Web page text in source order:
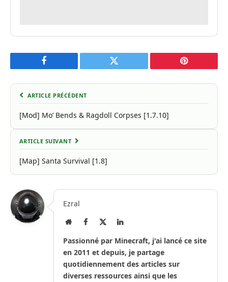
Facebook Twitter Pinterest
ARTICLE PRÉCÉDENT
[Mod] Mo’ Bends & Ragdoll Corpses [1.7.10]
ARTICLE SUIVANT
[Map] Santa Survival [1.8]
Ezral
Site
Facebook LinkedIn
Passionné par Minecraft, j'ai lancé ce site
en 2011 et depuis, je partage
quotidiennement des articles sur
diverses ressources ainsi que les